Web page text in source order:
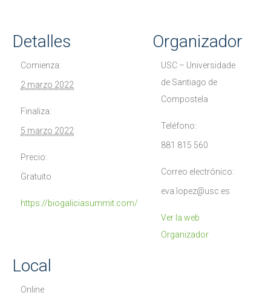
Detalles
Comienza:
2 marzo 2022
Finaliza:
5 marzo 2022
Precio:
Gratuito
https://biogaliciasummit.com/
Local
Online
Organizador
USC – Universidade
de Santiago de
Compostela
Teléfono:
881 815 560
Correo electrónico:
eva.lopez@usc.es
Ver la web
Organizador